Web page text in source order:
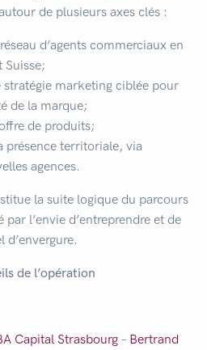
de plusieurs axes clés :
d’agents commerciaux en
Suisse;
stratégie marketing ciblée pour
de la marque;
de produits;
présence territoriale, via
agences.
la suite logique du parcours
l’envie d’entreprendre et de
de l’opération
Capital Strasbourg – Bertrand